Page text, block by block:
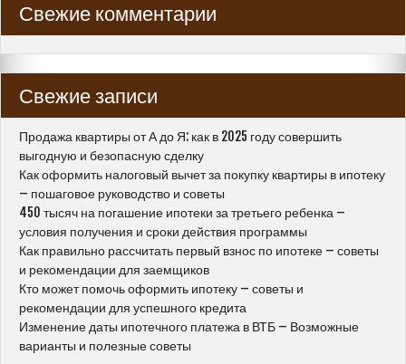
Свежие комментарии
Свежие записи
Продажа квартиры от А до Я: как в 2025 году совершить
выгодную и безопасную сделку
Как оформить налоговый вычет за покупку квартиры в ипотеку
– пошаговое руководство и советы
450 тысяч на погашение ипотеки за третьего ребенка –
условия получения и сроки действия программы
Как правильно рассчитать первый взнос по ипотеке – советы
и рекомендации для заемщиков
Кто может помочь оформить ипотеку – советы и
рекомендации для успешного кредита
Изменение даты ипотечного платежа в ВТБ – Возможные
варианты и полезные советы